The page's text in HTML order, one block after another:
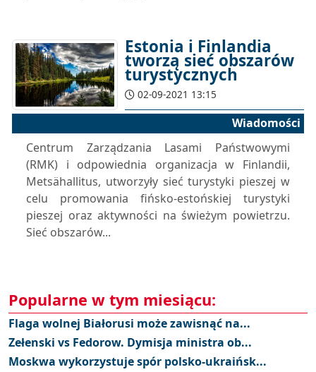
Estonia i Finlandia
tworzą sieć obszarów
turystycznych
02-09-2021 13:15
Wiadomości
Centrum Zarządzania Lasami Państwowymi
(RMK) i odpowiednia organizacja w Finlandii,
Metsähallitus, utworzyły sieć turystyki pieszej w
celu promowania fińsko-estońskiej turystyki
pieszej oraz aktywności na świeżym powietrzu.
Sieć obszarów...
Popularne w tym miesiącu:
Flaga wolnej Białorusi może zawisnąć na...
Zełenski vs Fedorow. Dymisja ministra ob...
Moskwa wykorzystuje spór polsko-ukraińsk...